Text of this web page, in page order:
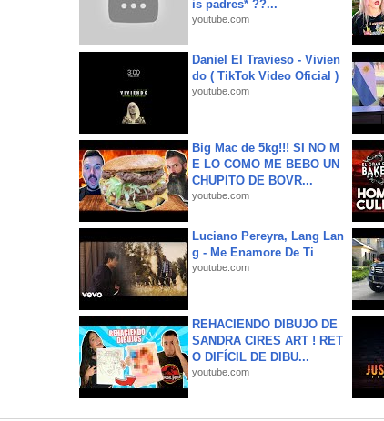
is padres* ??...
youtube.com
Daniel El Travieso - Vivien
do ( TikTok Video Oficial )
youtube.com
Big Mac de 5kg!!! SI NO M
E LO COMO ME BEBO UN
CHUPITO DE BOVR...
youtube.com
Luciano Pereyra, Lang Lan
g - Me Enamore De Ti
youtube.com
REHACIENDO DIBUJO DE
SANDRA CIRES ART ! RET
O DIFÍCIL DE DIBU...
youtube.com